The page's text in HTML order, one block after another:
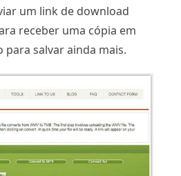
um link de download
receber uma cópia em
para salvar ainda mais.